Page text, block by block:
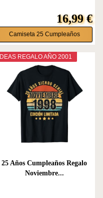
16,99 €
Camiseta 25 Cumpleaños
IDEAS REGALO AÑO 2001
25 Años Cumpleaños Regalo
Noviembre...